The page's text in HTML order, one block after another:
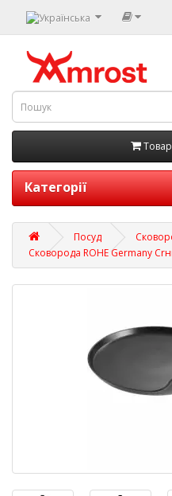
Категорії
Посуд
Сковорода ROHE Germany